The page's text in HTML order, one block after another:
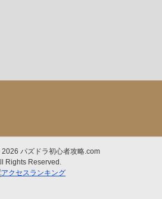
パズドラ初心者攻略.com
Rights Reserved.